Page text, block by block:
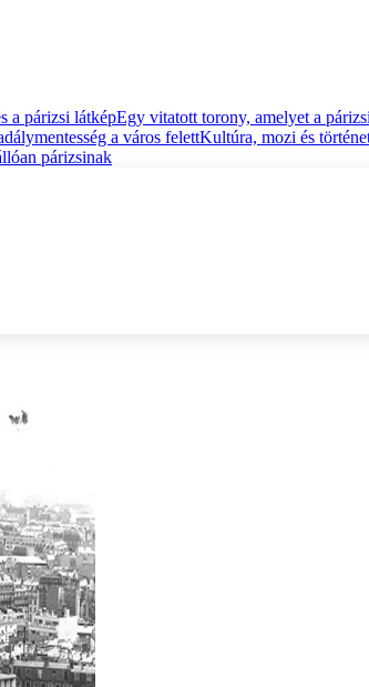
a párizsi látképEgy vitatott torony, amelyet a
a város felettKultúra, mozi és
párizsinak